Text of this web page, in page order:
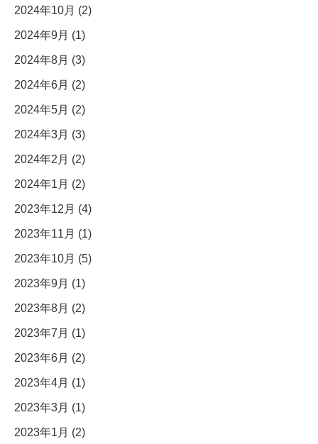
2024年10月 (2)
2024年9月 (1)
2024年8月 (3)
2024年6月 (2)
2024年5月 (2)
2024年3月 (3)
2024年2月 (2)
2024年1月 (2)
2023年12月 (4)
2023年11月 (1)
2023年10月 (5)
2023年9月 (1)
2023年8月 (2)
2023年7月 (1)
2023年6月 (2)
2023年4月 (1)
2023年3月 (1)
2023年1月 (2)